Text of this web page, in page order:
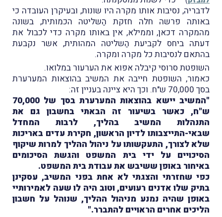
לדבריה, נסיבות אותו מקרה היו שונות, ובעיקרן העובדה כי
באותה פרשה חלה חזקת הַשליטה הכמותית, בשונה
מהמקרה דכאן, וממילא, אין באותו מקרה כדי לכבול את
דעתה ביחס לקביעת הַשליטה המהותית, אשר נקבעת
בהתאם לנסיבות כל מקרה ומקרה.
השופטת סרוסי קיבלה אפוא את הערעור במלואו.
כאמור, השופטת חייבה את המשיב בהוצאות המערערת
בסך 70,000 ש"ח. וכך היא ציינה בעניין זה:
"המשיב יישא בהוצאות המערערת בסך של 70,000
ש"ח, כאשר בשיעור זה הבאתי בחשבון גם את
התנהלות המשיב בהליך, לרבות המחדל
שבאי-התייצבותו לדיון הראשון, חקירת עדים באריכות
שלא לצורך, התעקשותו על ניהול ההליך למרות שיקוף
הסיכויים על ידי בית המשפט והגשת הסיכומים
באיחור באופן ששיבש את עבודת בית המשפט.
כפי שחזרתי והצגתי לא אחת בפני המשיב, עסקינן
בתיק שלו אדנים רעועים, וטוב היה לו שעה לאמירותיי
באופן שהיה נמנע מניהול ההליך, שנוהל על חשבון
הליכים אחרים הראויים להתברר."